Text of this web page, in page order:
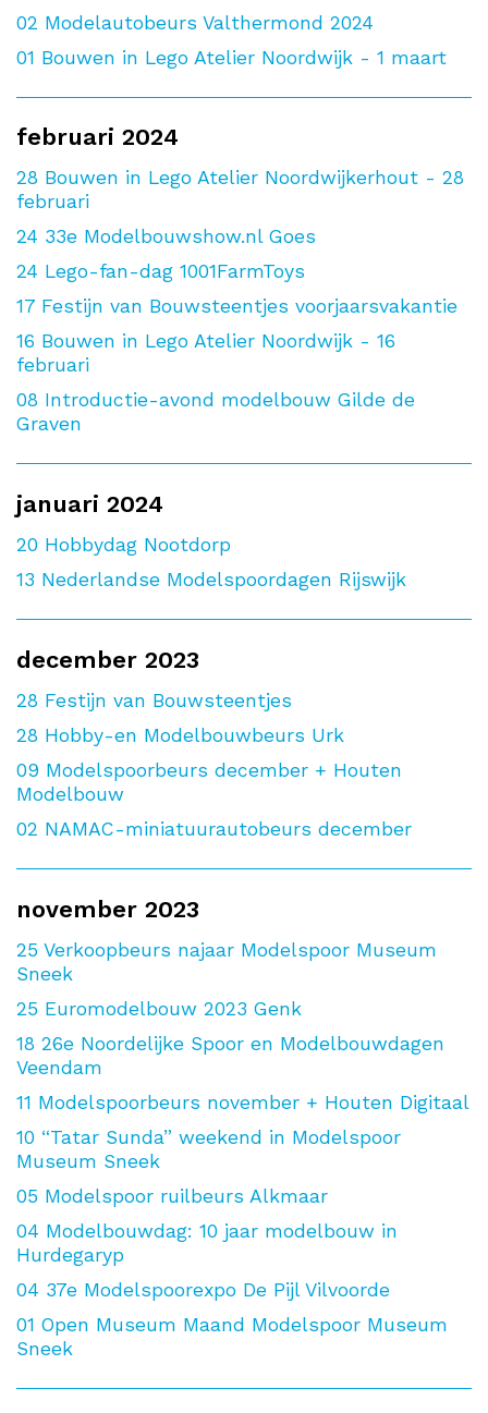
02 Modelautobeurs Valthermond 2024
01 Bouwen in Lego Atelier Noordwijk - 1 maart
februari 2024
28 Bouwen in Lego Atelier Noordwijkerhout - 28
februari
24 33e Modelbouwshow.nl Goes
24 Lego-fan-dag 1001FarmToys
17 Festijn van Bouwsteentjes voorjaarsvakantie
16 Bouwen in Lego Atelier Noordwijk - 16
februari
08 Introductie-avond modelbouw Gilde de
Graven
januari 2024
20 Hobbydag Nootdorp
13 Nederlandse Modelspoordagen Rijswijk
december 2023
28 Festijn van Bouwsteentjes
28 Hobby-en Modelbouwbeurs Urk
09 Modelspoorbeurs december + Houten
Modelbouw
02 NAMAC-miniatuurautobeurs december
november 2023
25 Verkoopbeurs najaar Modelspoor Museum
Sneek
25 Euromodelbouw 2023 Genk
18 26e Noordelijke Spoor en Modelbouwdagen
Veendam
11 Modelspoorbeurs november + Houten Digitaal
10 “Tatar Sunda” weekend in Modelspoor
Museum Sneek
05 Modelspoor ruilbeurs Alkmaar
04 Modelbouwdag: 10 jaar modelbouw in
Hurdegaryp
04 37e Modelspoorexpo De Pijl Vilvoorde
01 Open Museum Maand Modelspoor Museum
Sneek